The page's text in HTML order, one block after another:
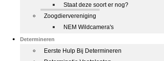
Staat deze soort er nog?
Zoogdiervereniging
NEM Wildcamera's
Determineren
Eerste Hulp Bij Determineren